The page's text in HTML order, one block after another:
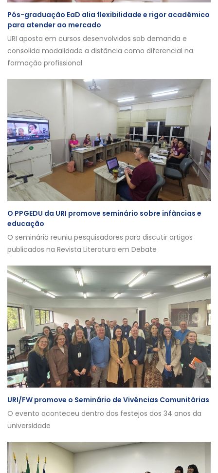
Pós-graduação EaD alia flexibilidade e rigor acadêmico
para atender ao mercado
URI aposta em cursos desenvolvidos sob demanda e
consolida modalidade a distância como diferencial na
formação profissional
O PPGEDU da URI promove seminário sobre infâncias e
educação
O seminário reuniu pesquisadores para discutir artigos
publicados na Revista Literatura em Debate
URI/FW promove o Seminário de Vivências Comunitárias
O evento aconteceu dentro dos festejos dos 34 anos da
universidade